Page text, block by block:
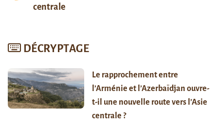
centrale
DÉCRYPTAGE
Le rapprochement entre
l’Arménie et l’Azerbaïdjan ouvre-
t-il une nouvelle route vers l’Asie
centrale ?